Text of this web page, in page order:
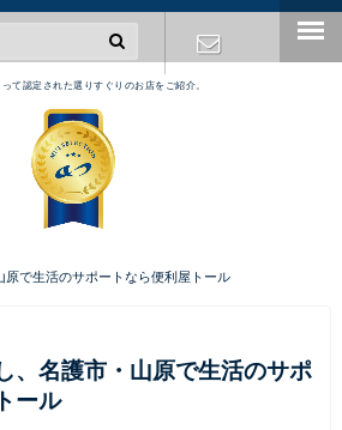
て認定された選りすぐりのお店をご紹介。
原で生活のサポートなら便利屋トール
、名護市・山原で生活のサポ
ール